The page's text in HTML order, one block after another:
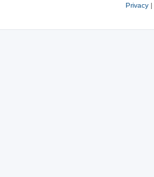
Privacy |